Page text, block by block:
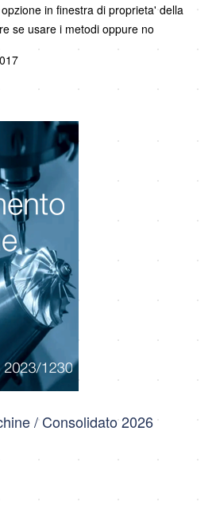
in finestra di proprieta' della
se usare i metodi oppure no
/ Consolidato 2026